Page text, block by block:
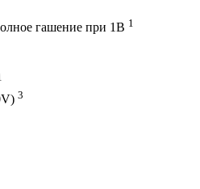
гашение при 1В 1
3